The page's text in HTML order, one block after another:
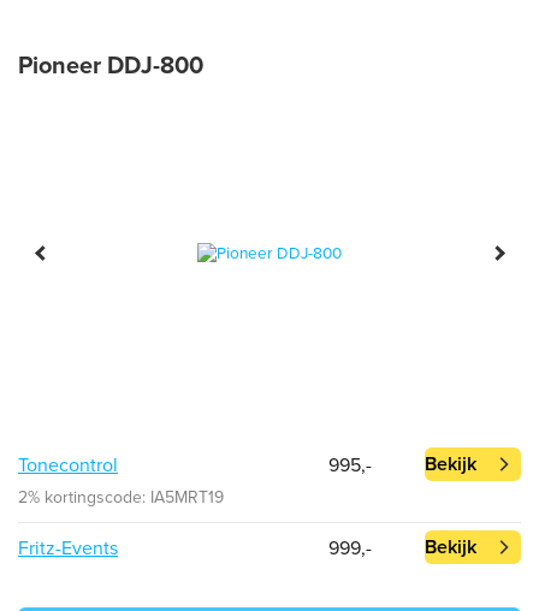
Pioneer DDJ-800
Tonecontrol
2% kortingscode: IA5MRT19
995,- Bekijk
Fritz-Events 999,- Bekijk